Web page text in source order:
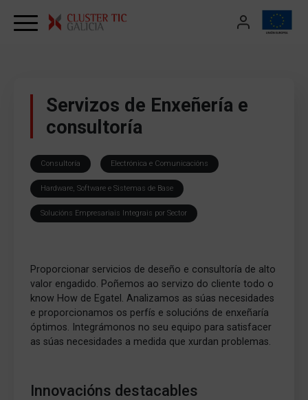
Servizos de Enxeñería e
consultoría
Consultoría Electrónica e Comunicacións
Hardware, Software e Sistemas de Base
Solucións Empresariais Integrais por Sector
Proporcionar servicios de deseño e consultoría de alto
valor engadido. Poñemos ao servizo do cliente todo o
know How de Egatel. Analizamos as súas necesidades
e proporcionamos os perfís e solucións de enxeñaría
óptimos. Integrámonos no seu equipo para satisfacer
as súas necesidades a medida que xurdan problemas.
Innovacións destacables